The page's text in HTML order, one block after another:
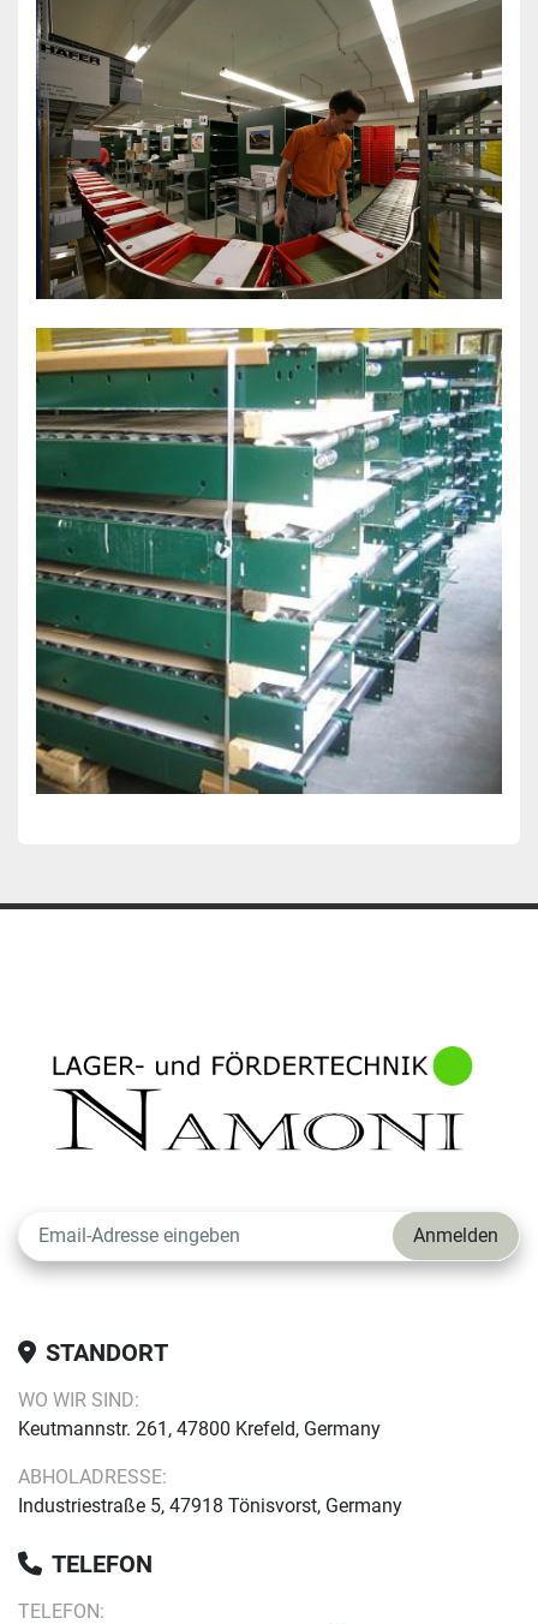
Anmelden
STANDORT
WO WIR SIND:
Keutmannstr. 261, 47800 Krefeld, Germany
ABHOLADRESSE:
Industriestraße 5, 47918 Tönisvorst, Germany
TELEFON
TELEFON: